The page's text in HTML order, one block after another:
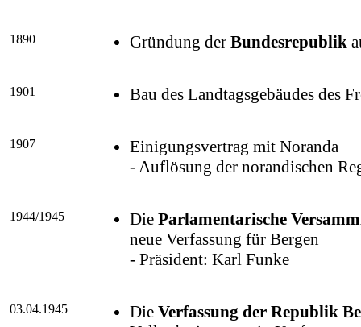
1890 Gründung der Bundesrepublik
1901 Bau des Landtagsgebäudes des
1907
Einigungsvertrag mit Noranda
- Auflösung der norandischen
1944/1945 Die Parlamentarische
neue Verfassung für Bergen
- Präsident: Karl Funke
03.04.1945 Die Verfassung der Republik